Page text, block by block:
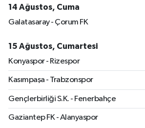
14 Ağustos, Cuma
Galatasaray - Çorum FK
15 Ağustos, Cumartesi
Konyaspor - Rizespor
Kasımpaşa - Trabzonspor
Gençlerbirliği S.K. - Fenerbahçe
Gaziantep FK - Alanyaspor